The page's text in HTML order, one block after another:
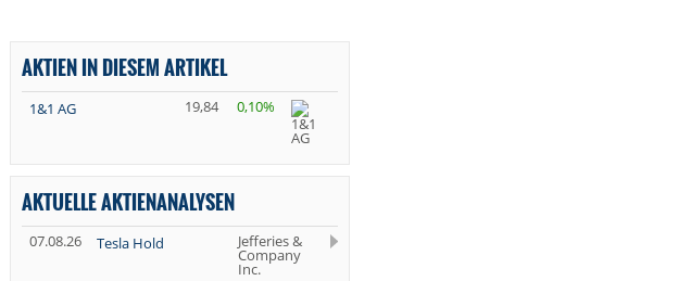
AKTIEN IN DIESEM ARTIKEL
1&1 AG 19,84 0,10%
AKTUELLE AKTIENANALYSEN
07.08.26 Tesla Hold Jefferies &
Company
Inc.